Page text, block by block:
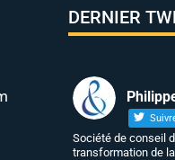
DERNIER
Société de conseil
transformation de